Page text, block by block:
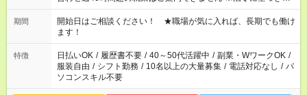
週20時間以上勤務は社会保険への加入対象となります ※労働者
派遣法（日雇い派遣の原則禁止）により、短時間・短期間の就
業はご案内が難しい場合があります
期間
開始日はご相談ください！ ★職場が気に入れば、長期でも働け
ます！
特徴 日払いOK / 履歴書不要 / 40～50代活躍中 / 副業・WワークOK /
服装自由 / シフト勤務 / 10名以上の大量募集 / 電話対応なし / パ
ソコンスキル不要